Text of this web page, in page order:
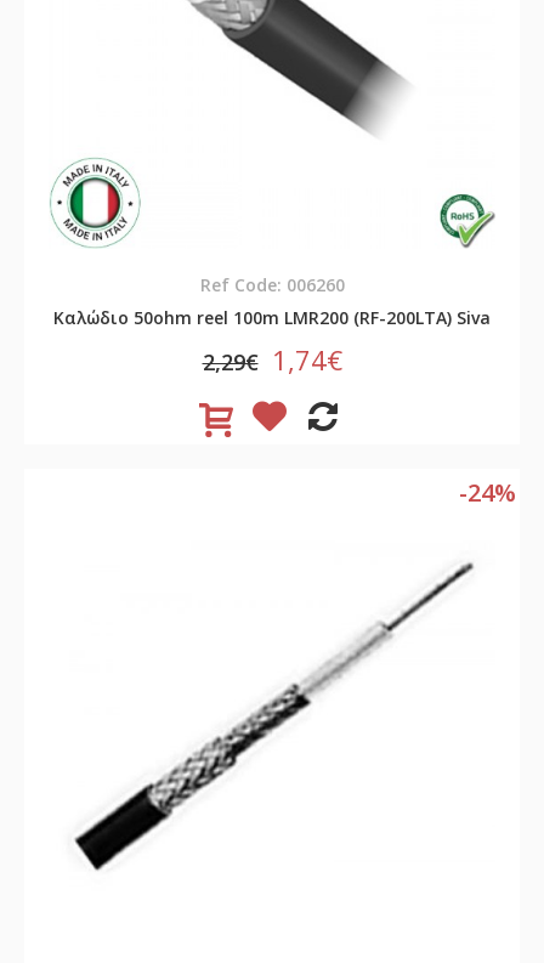
Ref Code: 006260
Καλώδιο 50ohm reel 100m LMR200 (RF-200LTA) Siva
2,29€ 1,74€
-24%